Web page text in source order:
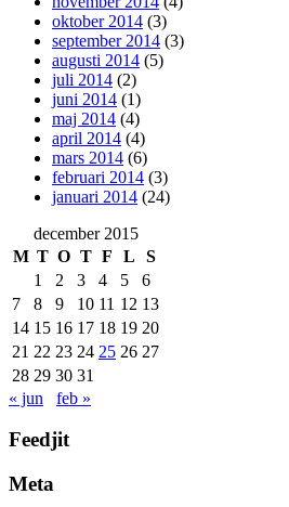
oktober 2014 (3)
september 2014 (3)
augusti 2014 (5)
juli 2014 (2)
juni 2014 (1)
maj 2014 (4)
april 2014 (4)
mars 2014 (6)
februari 2014 (3)
januari 2014 (24)
december 2015
M T O T F L
S
1
2 3 4 5
6
7
8 9 10 11 12 13
14 15 16 17 18 19 20
21 22 23 24 25 26 27
28 29 30 31
« jun
feb »
Feedjit
Meta